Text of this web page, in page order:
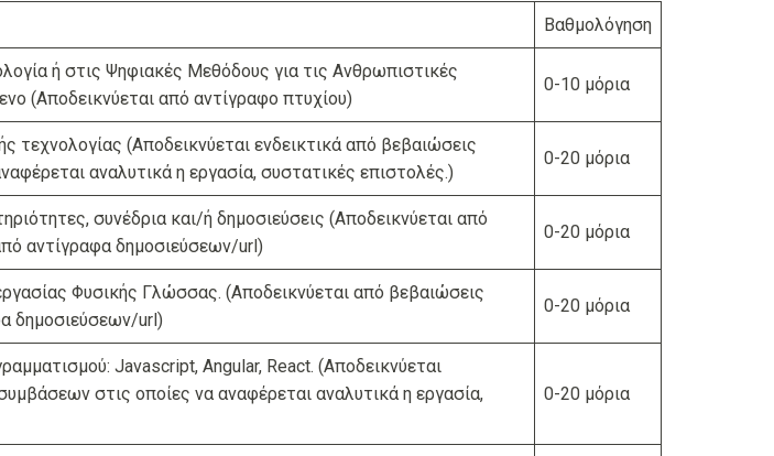
Βαθμολόγηση
ή στις Ψηφιακές Μεθόδους για τις Ανθρωπιστικές
(Αποδεικνύεται από αντίγραφο πτυχίου)
0-10 μόρια
(Αποδεικνύεται ενδεικτικά από βεβαιώσεις
αναλυτικά η εργασία, συστατικές επιστολές.)
0-20 μόρια
συνέδρια και/ή δημοσιεύσεις (Αποδεικνύεται από
αντίγραφα δημοσιεύσεων/url)
0-20 μόρια
Φυσικής Γλώσσας. (Αποδεικνύεται από βεβαιώσεις
δημοσιεύσεων/url)
0-20 μόρια
Javascript, Angular, React. (Αποδεικνύεται
στις οποίες να αναφέρεται αναλυτικά η εργασία,
0-20 μόρια